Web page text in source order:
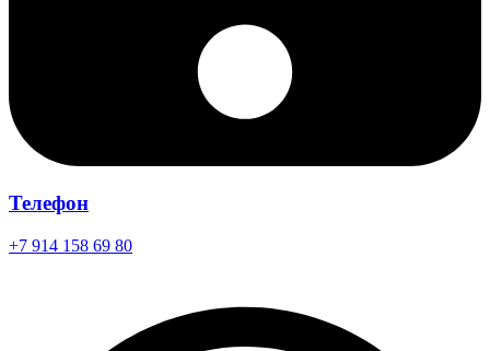
Телефон
+7 914 158 69 80